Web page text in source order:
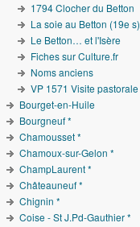
1794 Clocher du Betton
La soie au Betton (19e s)
Le Betton… et l'Isère
Fiches sur Culture.fr
Noms anciens
VP 1571 Visite pastorale
Bourget-en-Huile
Bourgneuf *
Chamousset *
Chamoux-sur-Gelon *
ChampLaurent *
Châteauneuf *
Chignin *
Coise - St J.Pd-Gauthier *